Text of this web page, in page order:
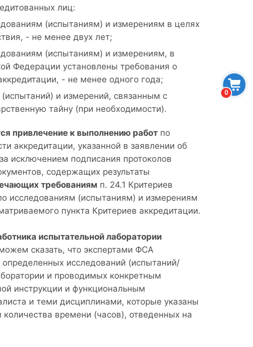
0
лиц:
(испытаниям) и измерениям в целях
- не менее двух лет;
(испытаниям) и измерениям, в
Федерации установлены требования о
- не менее одного года;
и измерений, связанным с
тайну (при необходимости).
привлечение к выполнению работпо
аккредитации, указанной в заявлении об
исключением подписания протоколов
содержащих результаты
требованиям п. 24.1 Критериев
исследованиям (испытаниям) и измерениям
пункта Критериев аккредитации.
испытательной лаборатории
сказать, что экспертами ФСА
исследований (испытаний/
и проводимых конкретным
инструкции и функциональным
и теми дисциплинами, которые указаны
времени (часов), отведенных на